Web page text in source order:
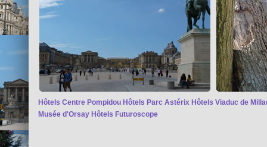
Hôtels Centre Pompidou Hôtels Parc Astérix Hôtels Viaduc de
Musée d'Orsay Hôtels Futuroscope